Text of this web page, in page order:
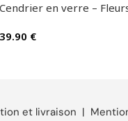
Cendrier en verre –
39.90 €
et livraison |